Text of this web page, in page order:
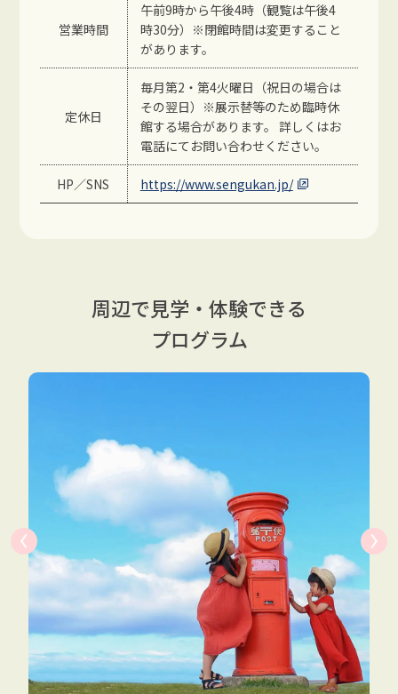
営業時間
午前9時から午後4時（観覧は午後4
時30分）※閉館時間は変更すること
があります。
定休日
毎月第2・第4火曜日（祝日の場合は
その翌日）※展示替等のため臨時休
館する場合があります。 詳しくはお
電話にてお問い合わせください。
HP／SNS https://www.sengukan.jp/
周辺で見学・体験できる
プログラム